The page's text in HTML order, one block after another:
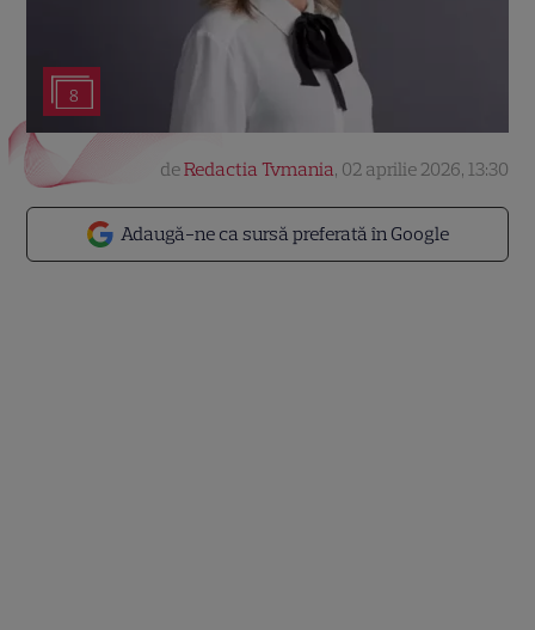
8
Adaugă-ne ca sursă preferată în Google
deRedactia Tvmania, 02 aprilie 2026, 13:30